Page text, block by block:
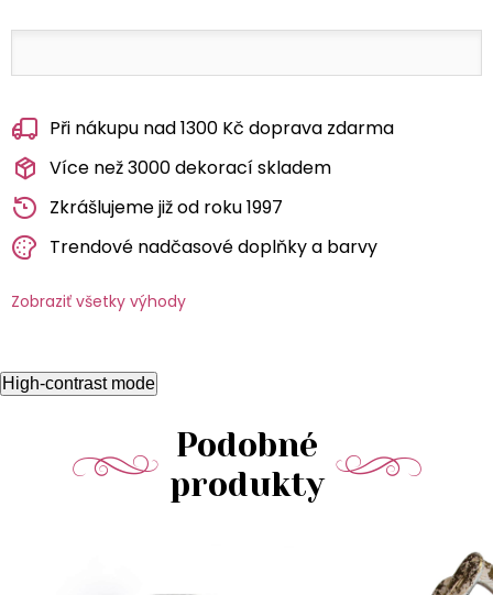
Při nákupu nad 1300 Kč doprava zdarma
Více než 3000 dekorací skladem
Zkrášlujeme již od roku 1997
Trendové nadčasové doplňky a barvy
Zobraziť všetky výhody
High-contrast mode
Podobné
produkty